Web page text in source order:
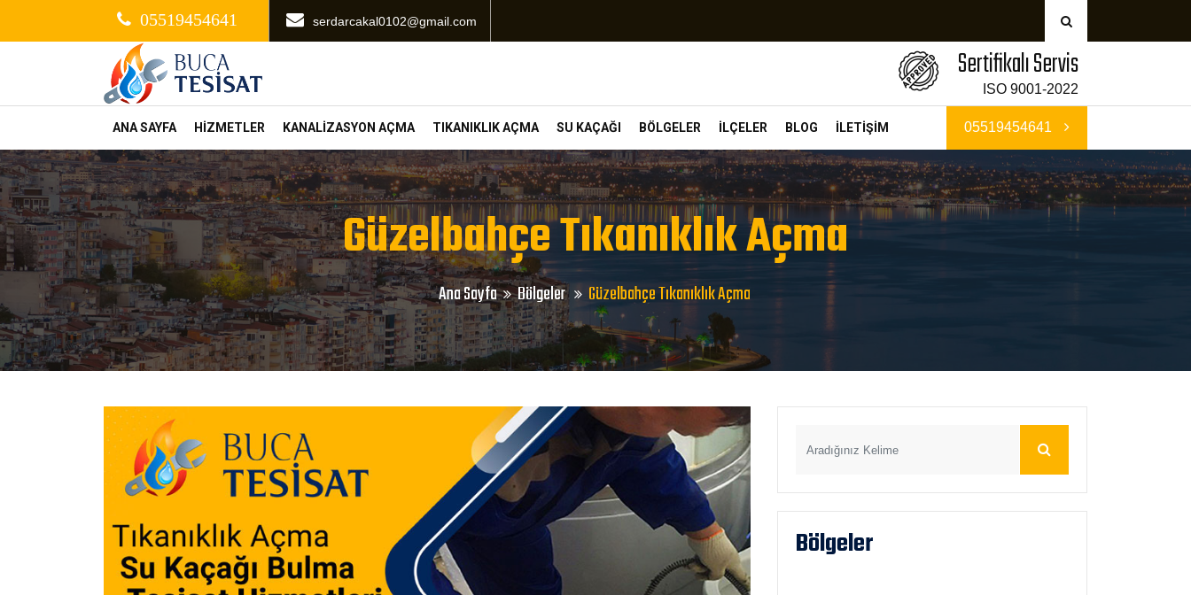
05519454641 serdarcakal0102@gmail.com
Sertifikalı Servis
ISO 9001-2022
ANA SAYFA HİZMETLER KANALİZASYON AÇMA TIKANIKLIK AÇMA SU KAÇAĞI BÖLGELER İLÇELER BLOG İLETİŞİM 05519454641
Güzelbahçe Tıkanıklık Açma
Ana Sayfa Bölgeler Güzelbahçe Tıkanıklık Açma
Bölgeler